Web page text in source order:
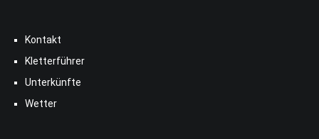
Kontakt
Kletterführer
Unterkünfte
Wetter